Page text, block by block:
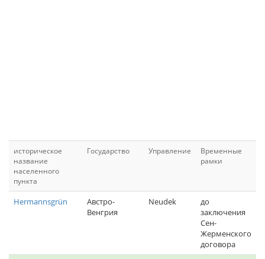
историческое
название
населенного
пункта
Государство Управление
Временные
рамки
Hermannsgrün
Австро-
Венгрия
Neudek
до
заключения
Сен-
Жерменского
договора